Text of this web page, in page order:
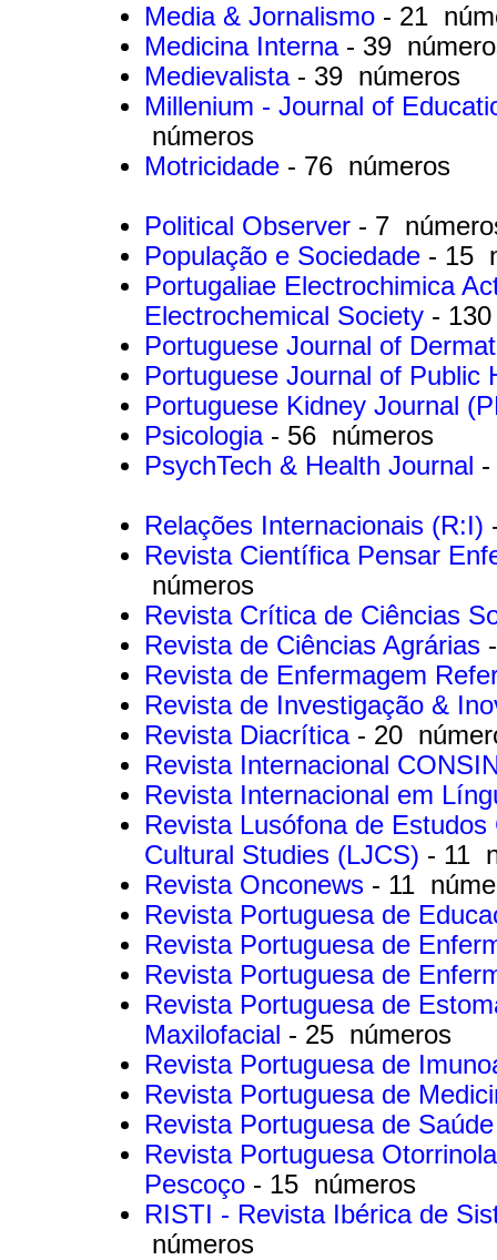
Media & Jornalismo - 21
Medicina Interna - 39
Medievalista - 39 números
Millenium - Journal of
números
Motricidade - 76 números
Political Observer - 7
População e Sociedade - 15
Portugaliae Electrochimica
Electrochemical Society -
Portuguese Journal of
Portuguese Journal of Public
Portuguese Kidney Journal
Psicologia - 56 números
PsychTech & Health Journal -
Relações Internacionais (R:I)
Revista Científica Pensar
números
Revista Crítica de Ciências
Revista de Ciências Agrárias
Revista de Enfermagem
Revista de Investigação &
Revista Diacrítica - 20
Revista Internacional
Revista Internacional em
Revista Lusófona de
Cultural Studies (LJCS) - 11
Revista Onconews - 11
Revista Portuguesa de
Revista Portuguesa de
Revista Portuguesa de
Revista Portuguesa de
Maxilofacial - 25 números
Revista Portuguesa de
Revista Portuguesa de
Revista Portuguesa de
Revista Portuguesa
Pescoço - 15 números
RISTI - Revista Ibérica de
números